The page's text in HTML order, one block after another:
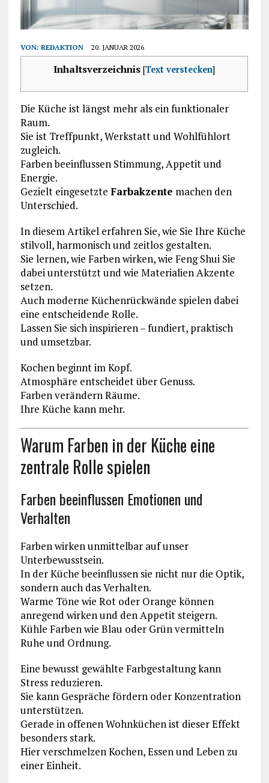
VON: REDAKTION 20. JANUAR 2026
Inhaltsverzeichnis [Text verstecken]
Die Küche ist längst mehr als ein funktionaler
Raum.
Sie ist Treffpunkt, Werkstatt und Wohlfühlort
zugleich.
Farben beeinflussen Stimmung, Appetit und
Energie.
Gezielt eingesetzte Farbakzente machen den
Unterschied.
In diesem Artikel erfahren Sie, wie Sie Ihre Küche
stilvoll, harmonisch und zeitlos gestalten.
Sie lernen, wie Farben wirken, wie Feng Shui Sie
dabei unterstützt und wie Materialien Akzente
setzen.
Auch moderne Küchenrückwände spielen dabei
eine entscheidende Rolle.
Lassen Sie sich inspirieren – fundiert, praktisch
und umsetzbar.
Kochen beginnt im Kopf.
Atmosphäre entscheidet über Genuss.
Farben verändern Räume.
Ihre Küche kann mehr.
Warum Farben in der Küche eine
zentrale Rolle spielen
Farben beeinflussen Emotionen und
Verhalten
Farben wirken unmittelbar auf unser
Unterbewusstsein.
In der Küche beeinflussen sie nicht nur die Optik,
sondern auch das Verhalten.
Warme Töne wie Rot oder Orange können
anregend wirken und den Appetit steigern.
Kühle Farben wie Blau oder Grün vermitteln
Ruhe und Ordnung.
Eine bewusst gewählte Farbgestaltung kann
Stress reduzieren.
Sie kann Gespräche fördern oder Konzentration
unterstützen.
Gerade in offenen Wohnküchen ist dieser Effekt
besonders stark.
Hier verschmelzen Kochen, Essen und Leben zu
einer Einheit.